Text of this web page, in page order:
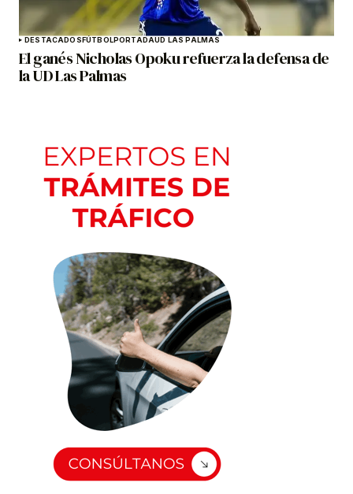
DESTACADOSFÚTBOLPORTADAUD LAS PALMAS
El ganés Nicholas Opoku refuerza la defensa de
la UD Las Palmas